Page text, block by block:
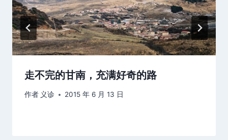
走不完的甘南，充满好奇的路
作者 义诊 2015 年 6 月 13 日